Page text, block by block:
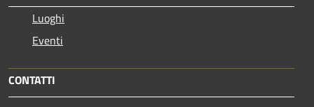
Luoghi
Eventi
CONTATTI